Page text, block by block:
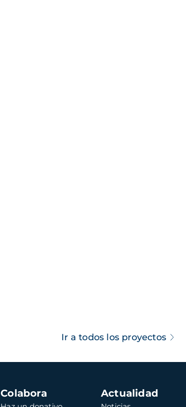
Ir a todos los proyectos
Colabora Actualidad